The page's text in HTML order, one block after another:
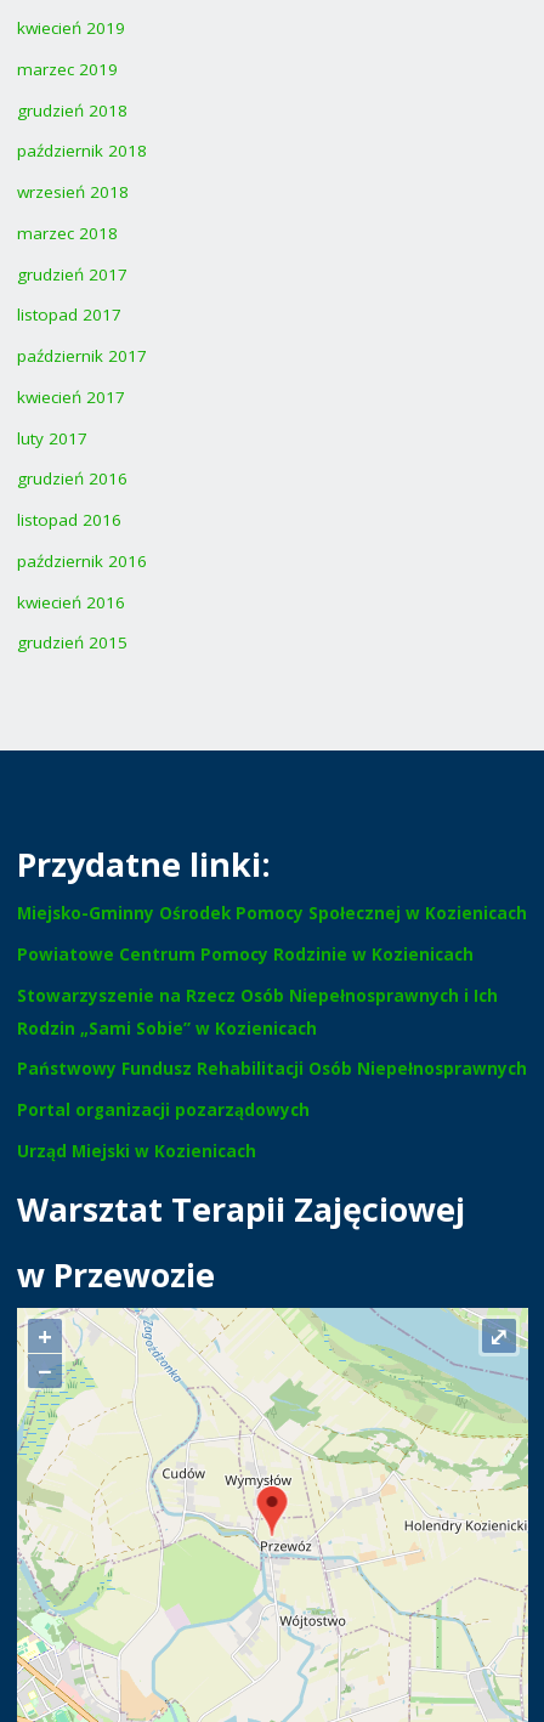
kwiecień 2019
marzec 2019
grudzień 2018
październik 2018
wrzesień 2018
marzec 2018
grudzień 2017
listopad 2017
październik 2017
kwiecień 2017
luty 2017
grudzień 2016
listopad 2016
październik 2016
kwiecień 2016
grudzień 2015
Przydatne linki:
Miejsko-Gminny Ośrodek Pomocy Społecznej w Kozienicach
Powiatowe Centrum Pomocy Rodzinie w Kozienicach
Stowarzyszenie na Rzecz Osób Niepełnosprawnych i Ich
Rodzin „Sami Sobie” w Kozienicach
Państwowy Fundusz Rehabilitacji Osób Niepełnosprawnych
Portal organizacji pozarządowych
Urząd Miejski w Kozienicach
Warsztat Terapii Zajęciowej
w Przewozie
+
−
⤢